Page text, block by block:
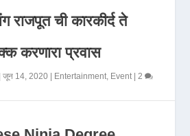
राजपूत ची कारकीर्द ते
करणारा प्रवास
|जून 14, 2020 Entertainment, Event|2